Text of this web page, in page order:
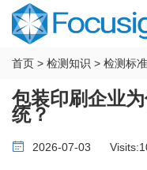
首页 > 检测知识 > 检测标准
包装印刷企业
统？
2026-07-03 Visits: